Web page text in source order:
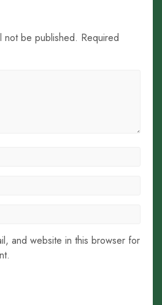
not be published. Required
and website in this browser for